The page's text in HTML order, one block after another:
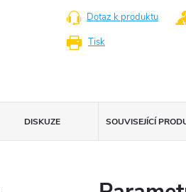
Tisk
Dotaz k produktu
DISKUZE SOUVISEJÍCÍ